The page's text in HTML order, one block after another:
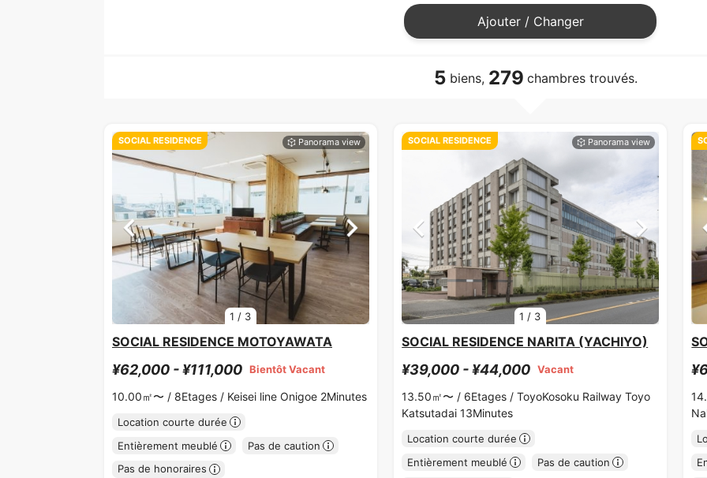
Ajouter / Changer
5 biens, 279 chambres trouvés.
1 / 3
SOCIAL RESIDENCE
SOCIAL RESIDENCE MOTOYAWATA
¥62,000 - ¥111,000 Bientôt Vacant
10.00㎡〜 / 8Etages / Keisei line Onigoe 2Minutes
Location courte durée
Entièrement meublé
Pas de caution
Pas de honoraires
1 / 3
SOCIAL RESIDENCE
SOCIAL RESIDENCE NARITA (YACHIYO)
¥39,000 - ¥44,000 Vacant
13.50㎡〜 / 6Etages /ToyoKosoku Railway Toyo
Katsutadai 13Minutes
Location courte durée
Entièrement meublé
Pas de caution